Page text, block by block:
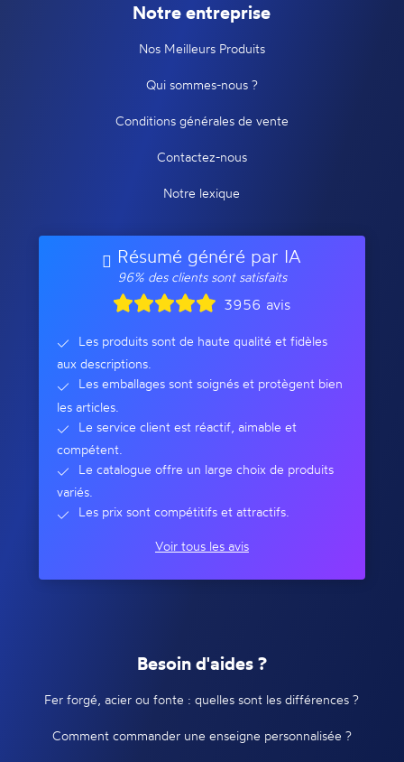
Notre entreprise
Nos Meilleurs Produits
Qui sommes-nous ?
Conditions générales de vente
Contactez-nous
Notre lexique
Résumé généré par IA
96% des clients sont satisfaits
3956 avis
Les produits sont de haute qualité et fidèles
aux descriptions.
Les emballages sont soignés et protègent bien
les articles.
Le service client est réactif, aimable et
compétent.
Le catalogue offre un large choix de produits
variés.
Les prix sont compétitifs et attractifs.
Voir tous les avis
Besoin d'aides ?
Fer forgé, acier ou fonte : quelles sont les différences ?
Comment commander une enseigne personnalisée ?